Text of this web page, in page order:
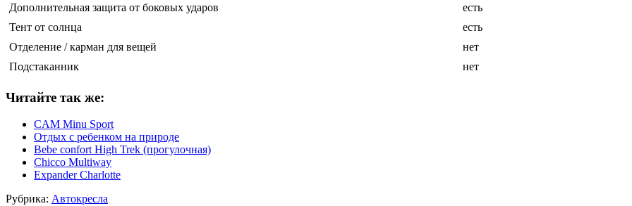
Дополнительная защита от боковых ударов
есть
Тент от солнца
есть
Отделение / карман для вещей
нет
Подстаканник
нет
Читайте так же:
CAM Minu Sport
Отдых с ребенком на природе
Bebe confort High Trek (прогулочная)
Chicco Multiway
Expander Charlotte
Рубрика: Автокресла